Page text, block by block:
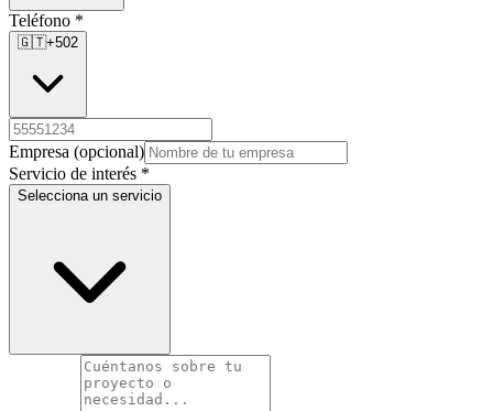
Teléfono *
🇬🇹+502
Empresa (opcional)
Servicio de interés *
Selecciona un servicio